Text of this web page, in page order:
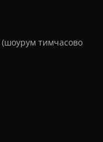
(шоурум тимчасово